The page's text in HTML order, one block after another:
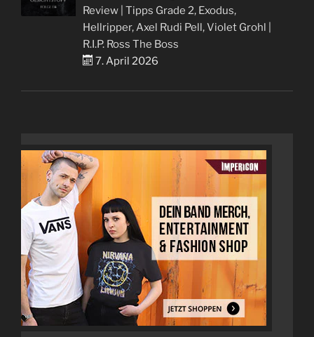
Review | Tipps Grade 2, Exodus,
Hellripper, Axel Rudi Pell, Violet Grohl |
R.I.P. Ross The Boss
7. April 2026